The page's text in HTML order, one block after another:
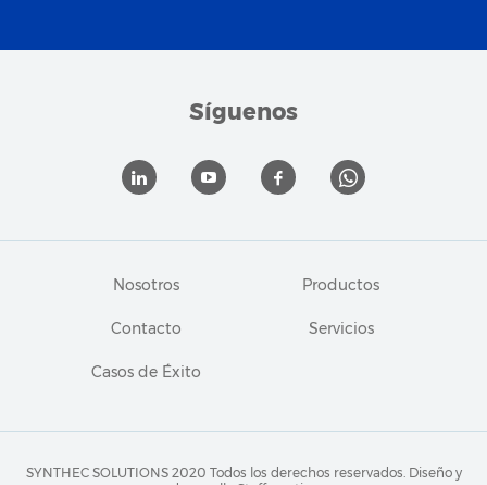
Síguenos
Nosotros Productos
Contacto Servicios
Casos de Éxito
SYNTHEC SOLUTIONS 2020 Todos los derechos reservados. Diseño y